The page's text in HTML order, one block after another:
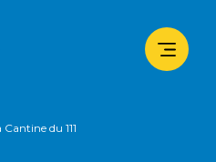
Cantine du 111